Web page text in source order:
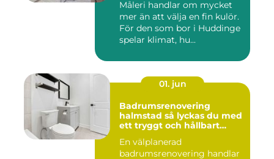
Måleri handlar om mycket
mer än att välja en fin kulör.
För den som bor i Huddinge
spelar klimat, hu...
01. jun
Badrumsrenovering
halmstad så lyckas du med
ett tryggt och hållbart
En välplanerad
badrumsrenovering handlar